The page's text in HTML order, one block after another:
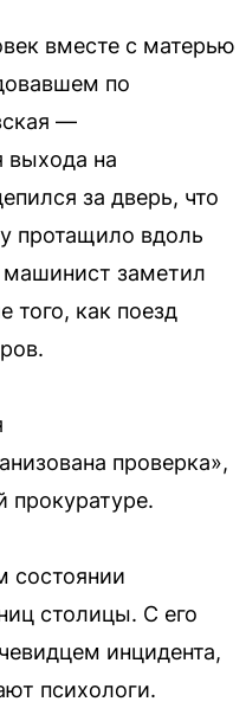
вместе с матерью
по
—
выхода на
за дверь, что
протащило вдоль
машинист заметил
того, как поезд
проверка»,
прокуратуре.
состоянии
столицы. С его
инцидента,
психологи.